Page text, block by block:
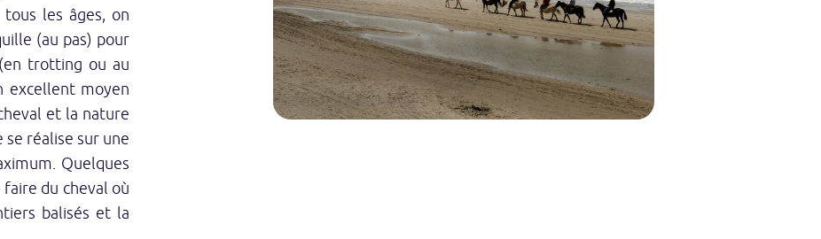
les âges, on
(au pas) pour
trotting ou au
excellent moyen
et la nature
se réalise sur une
Quelques
du cheval où
balisés et la